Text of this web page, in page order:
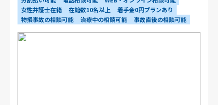
女性弁護士在籍
在籍数10名以上
着手金0円プランあり
物損事故の相談可能
治療中の相談可能 事故直後の相談可能